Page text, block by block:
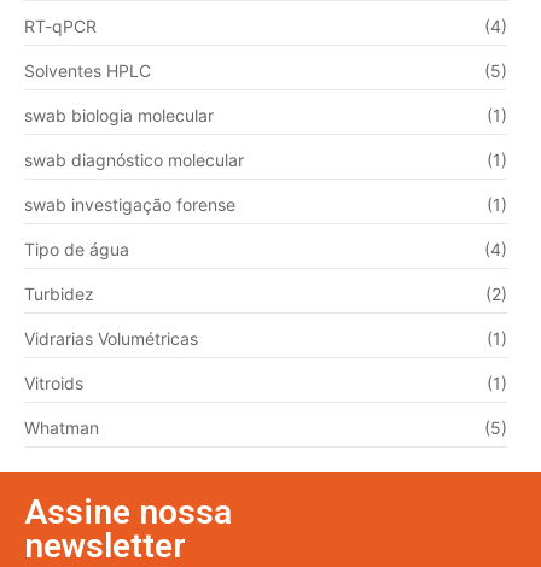
RT-qPCR (4)
Solventes HPLC (5)
swab biologia molecular (1)
swab diagnóstico molecular (1)
swab investigação forense (1)
Tipo de água (4)
Turbidez (2)
Vidrarias Volumétricas (1)
Vitroids (1)
Whatman (5)
Assine nossa
newsletter